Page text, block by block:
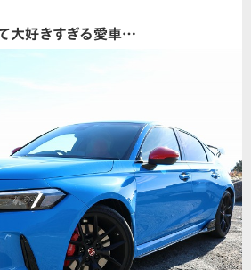
て大好きすぎる愛車…